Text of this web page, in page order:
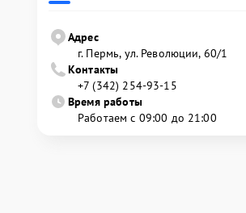
Адрес
г. Пермь, ул. ​Революции, 60/1
Контакты
+7 (342) 254-93-15
Время работы
Работаем с 09:00 до 21:00